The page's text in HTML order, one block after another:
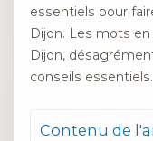
essentiels pour
Dijon. Les mots
Dijon,
conseils essentiels.
Contenu de